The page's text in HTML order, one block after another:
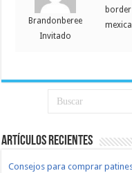
Brandonberee
Invitado
Artículos recientes
Consejos para comprar